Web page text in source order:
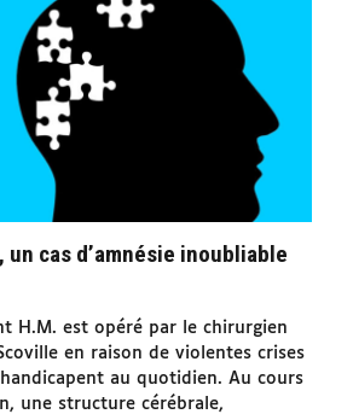
un cas d’amnésie inoubliable
H.M. est opéré par le chirurgien
en raison de violentes crises
au quotidien. Au cours
une structure cérébrale,